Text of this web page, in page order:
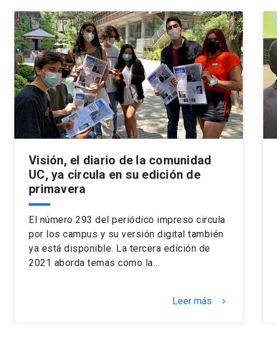
Visión, el diario de la comunidad
UC, ya circula en su edición de
primavera
El número 293 del periódico impreso circula
por los campus y su versión digital también
ya está disponible. La tercera edición de
2021 aborda temas como la…
Leer más keyboard_arrow_right